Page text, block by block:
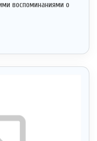
воспоминаниями о